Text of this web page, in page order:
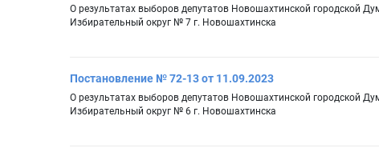
О результатах выборов депутатов Новошахтинской городской
Избирательный округ № 7 г. Новошахтинска
Постановление № 72-13 от 11.09.2023
О результатах выборов депутатов Новошахтинской городской
Избирательный округ № 6 г. Новошахтинска